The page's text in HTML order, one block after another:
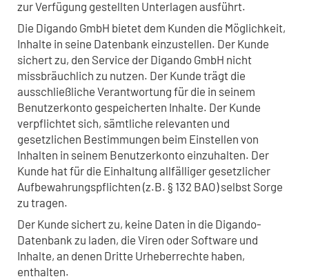
zur Verfügung gestellten Unterlagen ausführt.
Die Digando GmbH bietet dem Kunden die Möglichkeit,
Inhalte in seine Datenbank einzustellen. Der Kunde
sichert zu, den Service der Digando GmbH nicht
missbräuchlich zu nutzen. Der Kunde trägt die
ausschließliche Verantwortung für die in seinem
Benutzerkonto gespeicherten Inhalte. Der Kunde
verpflichtet sich, sämtliche relevanten und
gesetzlichen Bestimmungen beim Einstellen von
Inhalten in seinem Benutzerkonto einzuhalten. Der
Kunde hat für die Einhaltung allfälliger gesetzlicher
Aufbewahrungspflichten (z.B. § 132 BAO) selbst Sorge
zu tragen.
Der Kunde sichert zu, keine Daten in die Digando-
Datenbank zu laden, die Viren oder Software und
Inhalte, an denen Dritte Urheberrechte haben,
enthalten.